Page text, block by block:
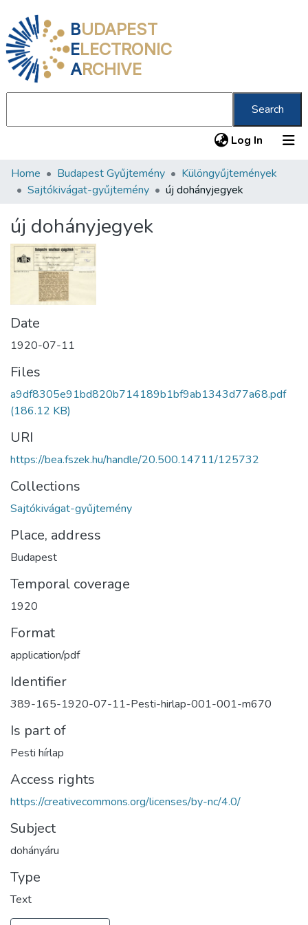
BUDAPEST
ELECTRONIC
ARCHIVE
Search
Log In (current)
Communities & Collections
Statistics
About us
Home Budapest Gyűjtemény
Különgyűjtemények
Sajtókivágat-gyűjtemény
új dohányjegyek
új dohányjegyek
Date
1920-07-11
Files
a9df8305e91bd820b714189b1bf9ab1343d77a68.pdf
(186.12 KB)
URI
https://bea.fszek.hu/handle/20.500.14711/125732
Collections
Sajtókivágat-gyűjtemény
Place, address
Budapest
Temporal coverage
1920
Format
application/pdf
Identifier
389-165-1920-07-11-Pesti-hirlap-001-001-m670
Is part of
Pesti hírlap
Access rights
https://creativecommons.org/licenses/by-nc/4.0/
Subject
dohányáru
Type
Text